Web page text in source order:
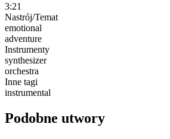
3:21
Nastrój/Temat
emotional
adventure
Instrumenty
synthesizer
orchestra
Inne tagi
instrumental
Podobne utwory